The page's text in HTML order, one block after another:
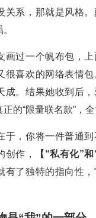
关系，那就是风格
画过一个帆布包，
很喜欢的网络表情
成。结果她收到后
的“限量联名款”，全
于，你将一件普通到
创作，
【“私有化”和
有了独特的指向性